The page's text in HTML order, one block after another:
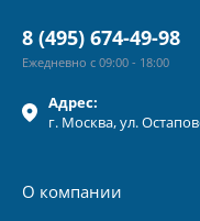
Адрес:
г. Москва, ул.
О компании
8 (495) 674-49-98
Ежедневно с 09:00 - 18:00